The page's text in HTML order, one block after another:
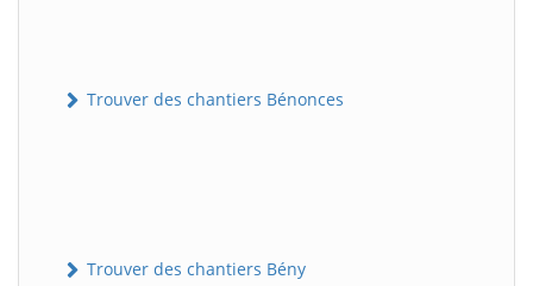
Trouver des chantiers Bénonces
Trouver des chantiers Bény